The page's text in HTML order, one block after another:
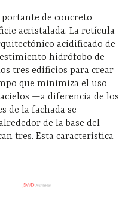
portante de concreto
acristalada. La retícula
acidificado de
hidrófobo de
tres edificios para crear
que minimiza el uso
—a diferencia de los
de la fachada se
de la base del
tres. Esta característica